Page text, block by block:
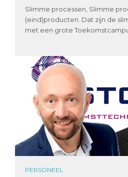
Slimme processen, Slimme
(eind)producten. Dat zijn de
met een grote
PERSONEEL